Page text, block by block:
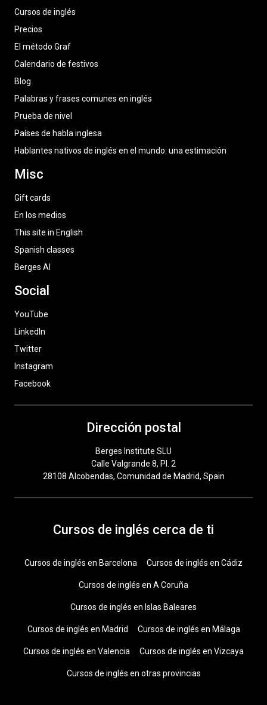
Cursos de inglés
Precios
El método Graf
Calendario de festivos
Blog
Palabras y frases comunes en inglés
Prueba de nivel
Países de habla inglesa
Hablantes nativos de inglés en el mundo: una estimación
Misc
Gift cards
En los medios
This site in English
Spanish classes
Berges AI
Social
YouTube
LinkedIn
Twitter
Instagram
Facebook
Dirección postal
Berges Institute SLU
Calle Valgrande 8, Pl. 2
28108 Alcobendas, Comunidad de Madrid, Spain
Cursos de inglés cerca de ti
Cursos de inglés en Barcelona Cursos de inglés en Cádiz
Cursos de inglés en A Coruña
Cursos de inglés en Islas Baleares
Cursos de inglés en Madrid Cursos de inglés en Málaga
Cursos de inglés en Valencia Cursos de inglés en Vizcaya
Cursos de inglés en otras provincias